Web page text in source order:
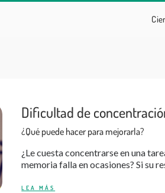
Dificultad de
¿Qué puede hacer para mejorarla?
¿Le cuesta concentrarse en una
memoria falla en ocasiones? Si su
LEA MÁS